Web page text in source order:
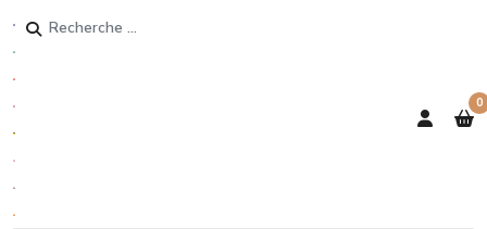
Rechercher
0